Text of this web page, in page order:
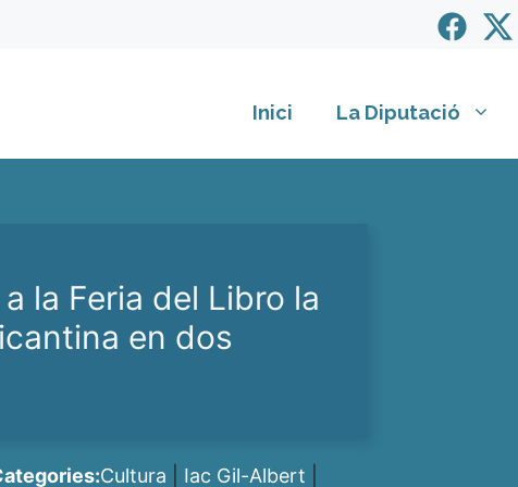
Inici La Diputació
la Feria del Libro la
en dos
Cultura Iac Gil-Albert